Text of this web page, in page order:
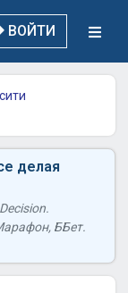
ВОЙТИ
делая
ББет.